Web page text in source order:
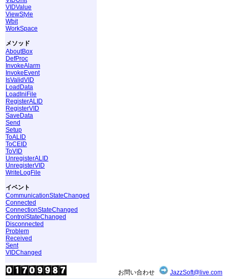
VIDValue
ViewStyle
Wbit
WorkSpace
メソッド
AboutBox
DefProc
InvokeAlarm
InvokeEvent
IsValidVID
LoadData
LoadIniFile
RegisterALID
RegisterVID
SaveData
Send
Setup
ToALID
ToCEID
ToVID
UnregisterALID
UnregisterVID
WriteLogFile
イベント
CommunicationStateChanged
Connected
ConnectionStateChanged
ControlStateChanged
Disconnected
Problem
Received
Sent
VIDChanged
お問い合わせ JazzSoft@live.com